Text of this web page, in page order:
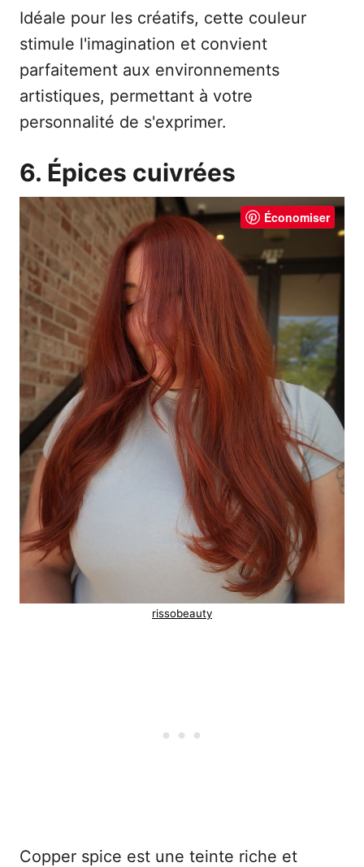
Idéale pour les créatifs, cette couleur
stimule l'imagination et convient
parfaitement aux environnements
artistiques, permettant à votre
personnalité de s'exprimer.
6. Épices cuivrées
Économiser
rissobeauty
Copper spice est une teinte riche et